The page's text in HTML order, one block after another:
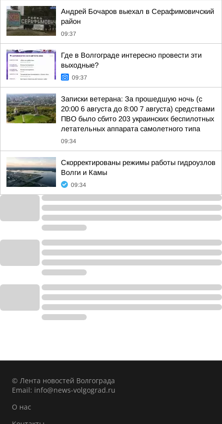
Андрей Бочаров выехал в Серафимовичский
район
09:37
Где в Волгограде интересно провести эти
выходные?
09:37
Записки ветерана: За прошедшую ночь (с
20:00 6 августа до 8:00 7 августа) средствами
ПВО было сбито 203 украинских беспилотных
летательных аппарата самолетного типа
09:34
Скорректированы режимы работы гидроузлов
Волги и Камы
09:34
© Лента новостей Волгограда
Email: info@news-volgograd.ru
О нас